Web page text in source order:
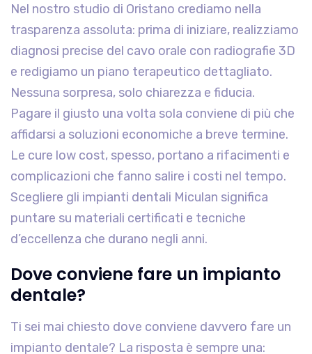
Nel nostro studio di Oristano crediamo nella
trasparenza assoluta: prima di iniziare, realizziamo
diagnosi precise del cavo orale con radiografie 3D
e redigiamo un piano terapeutico dettagliato.
Nessuna sorpresa, solo chiarezza e fiducia.
Pagare il giusto una volta sola conviene di più che
affidarsi a soluzioni economiche a breve termine.
Le cure low cost, spesso, portano a rifacimenti e
complicazioni che fanno salire i costi nel tempo.
Scegliere gli impianti dentali Miculan significa
puntare su materiali certificati e tecniche
d’eccellenza che durano negli anni.
Dove conviene fare un impianto
dentale?
Ti sei mai chiesto dove conviene davvero fare un
impianto dentale? La risposta è sempre una: